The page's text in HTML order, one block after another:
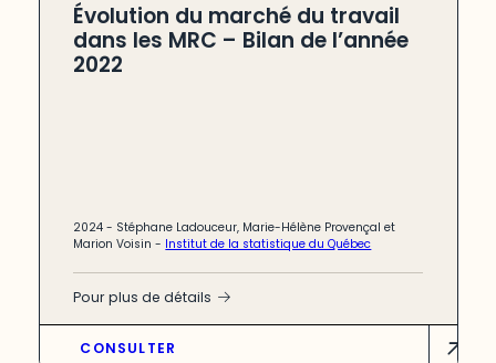
Évolution du marché du travail
dans les MRC – Bilan de l’année
2022
2024 - Stéphane Ladouceur, Marie-Hélène Provençal et
Marion Voisin - Institut de la statistique du Québec
Pour plus de détails
CONSULTER